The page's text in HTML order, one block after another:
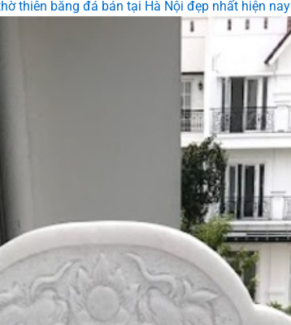
thiên bằng đá bán tại Hà Nội đẹp nhất hiện nay